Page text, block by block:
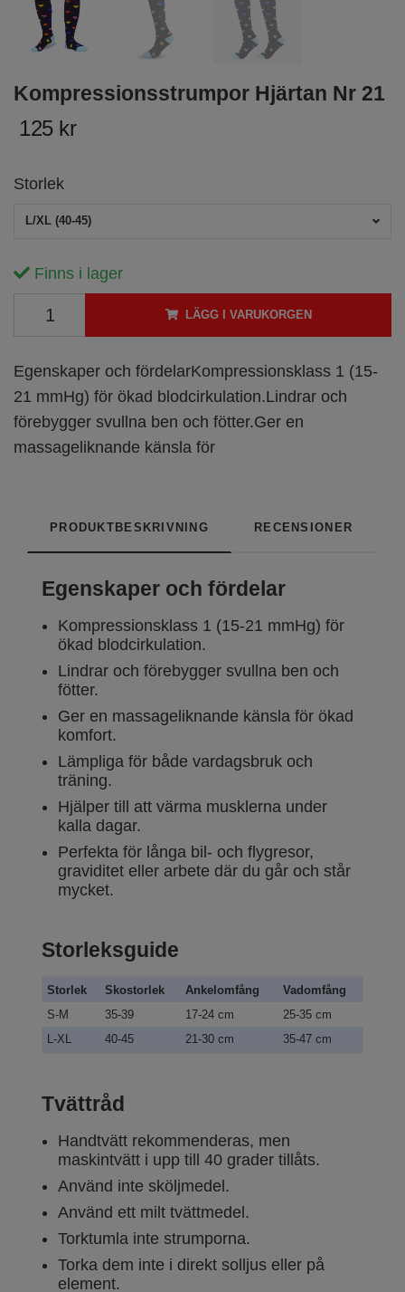
Kompressionsstrumpor Hjärtan Nr 21
125 kr
Storlek
L/XL (40-45)
Finns i lager
LÄGG I VARUKORGEN
Egenskaper och fördelarKompressionsklass 1 (15-
21 mmHg) för ökad blodcirkulation.Lindrar och
förebygger svullna ben och fötter.Ger en
massageliknande känsla för
PRODUKTBESKRIVNING RECENSIONER
Egenskaper och fördelar
Kompressionsklass 1 (15-21 mmHg) för
ökad blodcirkulation.
Lindrar och förebygger svullna ben och
fötter.
Ger en massageliknande känsla för ökad
komfort.
Lämpliga för både vardagsbruk och
träning.
Hjälper till att värma musklerna under
kalla dagar.
Perfekta för långa bil- och flygresor,
graviditet eller arbete där du går och står
mycket.
Storleksguide
Storlek Skostorlek Ankelomfång
Vadomfång
S-M
35-39 17-24 cm
25-35 cm
L-XL
40-45 21-30 cm 35-47 cm
Tvättråd
Handtvätt rekommenderas, men
maskintvätt i upp till 40 grader tillåts.
Använd inte sköljmedel.
Använd ett milt tvättmedel.
Torktumla inte strumporna.
Torka dem inte i direkt solljus eller på
element.